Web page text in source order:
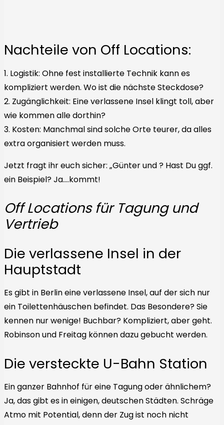
Nachteile von Off Locations:
1. Logistik: Ohne fest installierte Technik kann es
kompliziert werden. Wo ist die nächste Steckdose?
2. Zugänglichkeit: Eine verlassene Insel klingt toll, aber
wie kommen alle dorthin?
3. Kosten: Manchmal sind solche Orte teurer, da alles
extra organisiert werden muss.
Jetzt fragt ihr euch sicher: „Günter und ? Hast Du ggf.
ein Beispiel? Ja….kommt!
Off Locations für Tagung und
Vertrieb
Die verlassene Insel in der
Hauptstadt
Es gibt in Berlin eine verlassene Insel, auf der sich nur
ein Toilettenhäuschen befindet. Das Besondere? Sie
kennen nur wenige! Buchbar? Kompliziert, aber geht.
Robinson und Freitag können dazu gebucht werden.
Die versteckte U-Bahn Station
Ein ganzer Bahnhof für eine Tagung oder ähnlichem?
Ja, das gibt es in einigen, deutschen Städten. Schräge
Atmo mit Potential, denn der Zug ist noch nicht